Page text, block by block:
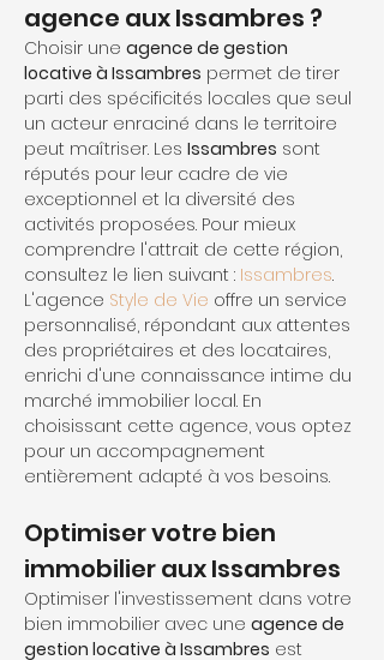
agence aux Issambres ?
Choisir une agence de gestion
locative à Issambres permet de tirer
parti des spécificités locales que seul
un acteur enraciné dans le territoire
peut maîtriser. Les Issambres sont
réputés pour leur cadre de vie
exceptionnel et la diversité des
activités proposées. Pour mieux
comprendre l'attrait de cette région,
consultez le lien suivant : Issambres.
L'agence Style de Vie offre un service
personnalisé, répondant aux attentes
des propriétaires et des locataires,
enrichi d'une connaissance intime du
marché immobilier local. En
choisissant cette agence, vous optez
pour un accompagnement
entièrement adapté à vos besoins.
Optimiser votre bien
immobilier aux Issambres
Optimiser l'investissement dans votre
bien immobilier avec une agence de
gestion locative à Issambres est